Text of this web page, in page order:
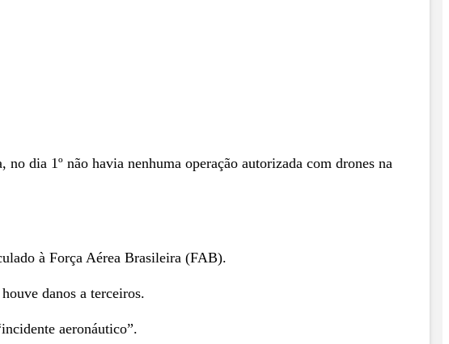
dia 1º não havia nenhuma operação autorizada com drones na
à Força Aérea Brasileira (FAB).
danos a terceiros.
aeronáutico”.